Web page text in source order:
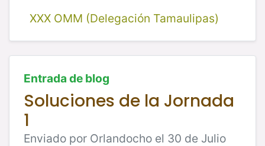
XXX OMM (Delegación Tamaulipas)
Entrada de blog
Soluciones de la Jornada
1
Enviado por Orlandocho el 30 de Julio